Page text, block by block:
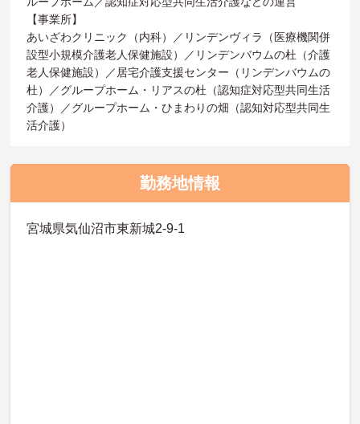
【事業所】
あいざわクリニック（内科）／リンデンヴィラ（医療機関併
設型小規模介護老人保健施設）／リンデンバウムの杜（介護
老人保健施設）／居宅介護支援センター（リンデンバウムの
杜）／グループホーム・リアスの杜（認知症対応型共同生活
介護）／グループホーム・ひまわりの畑（認知対応型共同生
活介護）
勤務地情報
宮城県気仙沼市東新城2-9-1